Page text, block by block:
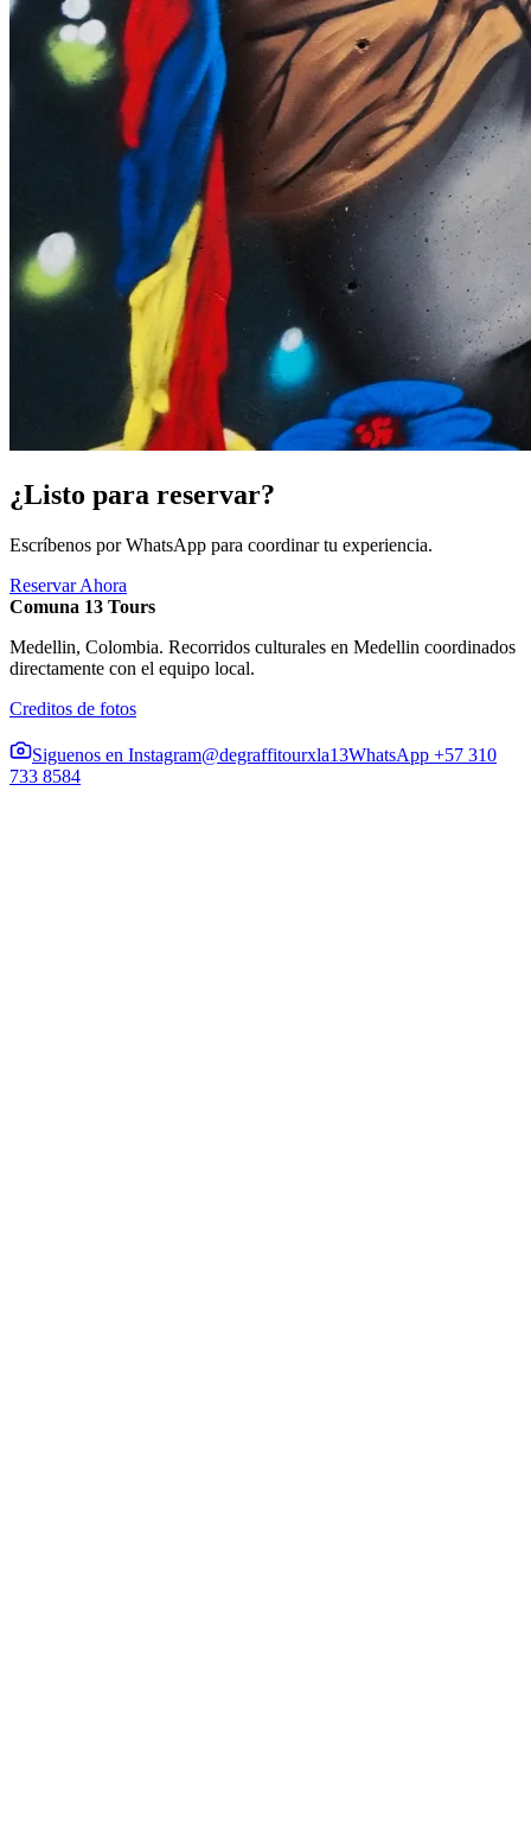
¿Listo para reservar?
Escríbenos por WhatsApp para coordinar tu experiencia.
Reservar Ahora
Comuna 13 Tours
Medellin, Colombia. Recorridos culturales en Medellin coordinados
directamente con el equipo local.
Creditos de fotos
Siguenos en Instagram@degraffitourxla13WhatsApp +57 310
733 8584